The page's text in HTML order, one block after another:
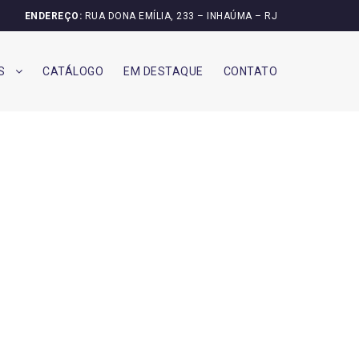
ENDEREÇO: RUA DONA EMÍLIA, 233 – INHAÚMA – RJ
CATÁLOGO EM DESTAQUE CONTATO